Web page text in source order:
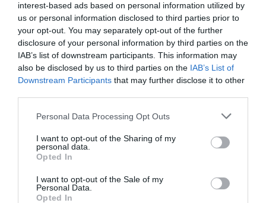
interest-based ads based on personal information utilized by
us or personal information disclosed to third parties prior to
your opt-out. You may separately opt-out of the further
disclosure of your personal information by third parties on the
IAB’s list of downstream participants. This information may
also be disclosed by us to third parties on the IAB’s List of
Downstream Participants that may further disclose it to other
Personal Data Processing Opt Outs
I want to opt-out of the Sharing of my
personal data.
Opted In
I want to opt-out of the Sale of my
Personal Data.
Opted In
Πεπραγμένα
14
Οκτ
ΔΕΥΤΈΡΑ
«Εν αρχή ην ο έρως»
ΔΕΥΤΈΡΑ
Εν αρχή ην ο έρως